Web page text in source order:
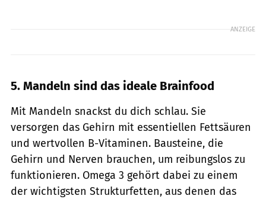
ANZEIGE
5. Mandeln sind das ideale Brainfood
Mit Mandeln snackst du dich schlau. Sie
versorgen das Gehirn mit essentiellen Fettsäuren
und wertvollen B-Vitaminen. Bausteine, die
Gehirn und Nerven brauchen, um reibungslos zu
funktionieren. Omega 3 gehört dabei zu einem
der wichtigsten Strukturfetten, aus denen das